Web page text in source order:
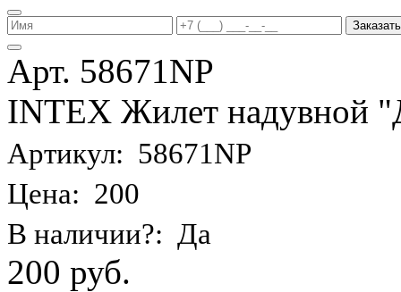
Заказать
Арт. 58671NP
INTEX Жилет надувной
Артикул: 58671NP
Цена: 200
В наличии?: Да
200 руб.